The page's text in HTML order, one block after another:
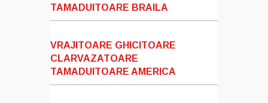
TAMADUITOARE BRAILA
VRAJITOARE GHICITOARE
CLARVAZATOARE
TAMADUITOARE AMERICA